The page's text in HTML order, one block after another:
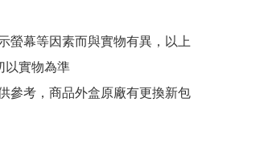
螢幕等因素而與實物有異，以上
以實物為準
參考，商品外盒原廠有更換新包